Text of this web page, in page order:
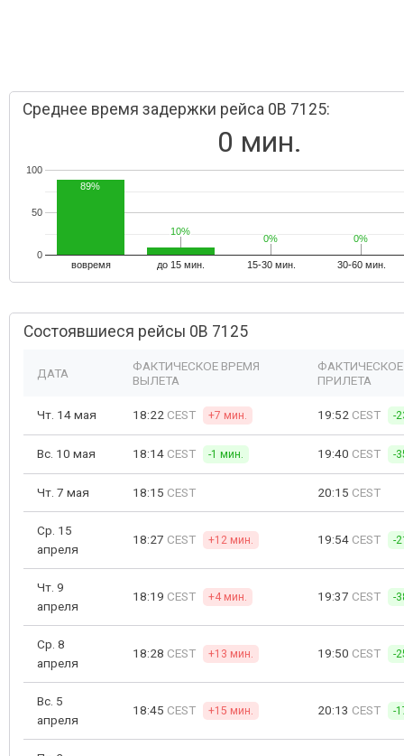
Среднее время задержки рейса 0B 7125:
0 мин.
вовремя до 15 мин. 15-30 мин. 30-60 мин.
0
50
100
89%
10%
10%
0%
0% 0%
0%
Состоявшиеся рейсы 0B 7125
ДАТА
ФАКТИЧЕСКОЕ ВРЕМЯ
ВЫЛЕТА
ПРИЛЕТА
Чт. 14 мая 18:22 CEST +7 мин. 19:52 CEST -
Вс. 10 мая 18:14 CEST -1 мин. 19:40 CEST -
Чт. 7 мая 18:15 CEST 20:15 CEST
Ср. 15
апреля
18:27 CEST +12 мин. 19:54 CEST -
Чт. 9
апреля
18:19 CEST +4 мин. 19:37 CEST -
Ср. 8
апреля
18:28 CEST +13 мин. 19:50 CEST -
Вс. 5
апреля
18:45 CEST +15 мин. 20:13 CEST -